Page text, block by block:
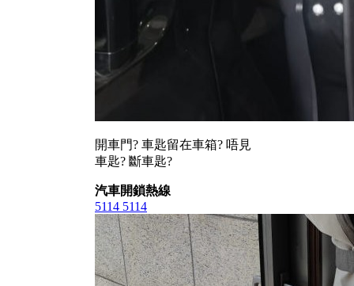
開車門? 車匙留在車箱? 唔見
車匙? 斷車匙?
汽車開鎖熱線
5114 5114